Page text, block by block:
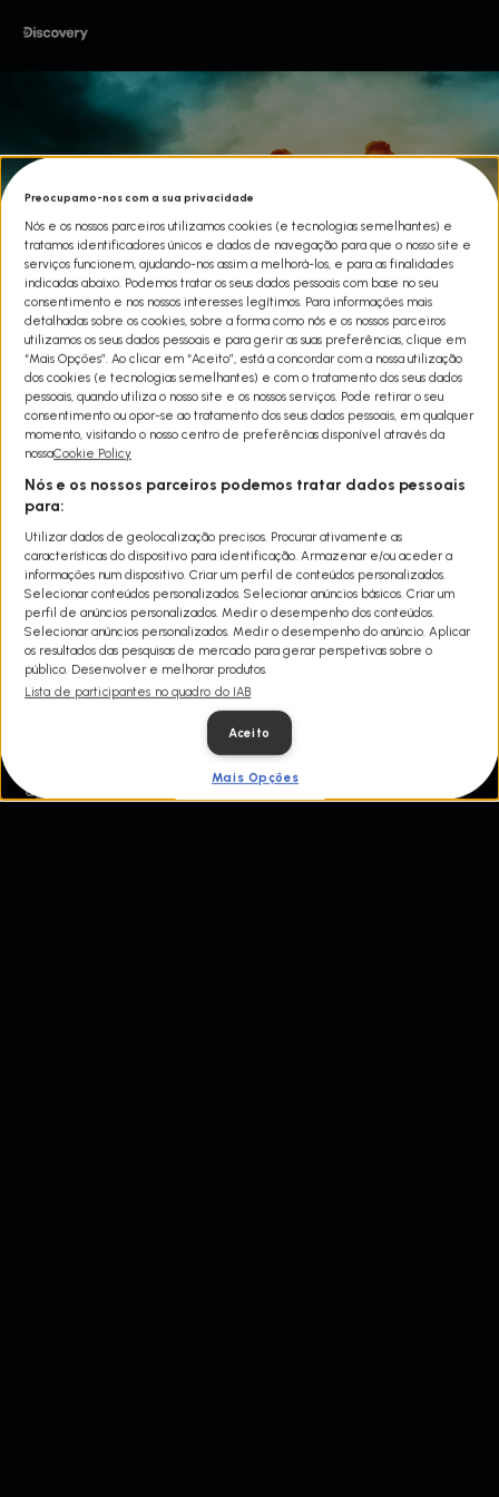
AVENTURA À FLOR DA PELE T6
Share
Na última prova à resistência humana, dois sobreviventes, um
mais hostis do mundo, sem comida, sem água e.…sem roupa.
limitadas de sobrevivência tentará enfrentar o desafio de 14 dias
dos fãs. Será que a experiência de desafiar a selva das Filipinas irá
uni-los ou afastá-los? Outros desconhecidos fazem equipa para
experimentarem a tirania da selva, desde os selvagens e
majestosos habitats da África do Sul até à impenetrável selva do
México.
Os riscos são grandes para cada casal que se debate contra as
forças da natureza, contra cada um e contra as suas próprias
fraquezas, para ver quem sairá vencedor ou derrotado deste
Aventura À Flor da Pele, a partir de segunda-feira, 23 de
agosto, às 21h00, no Discovery.
Preocupamo-nos com a sua privacidade
Nós e os nossos parceiros utilizamos cookies (e tecnologias semelhantes) e
tratamos identificadores únicos e dados de navegação para que o nosso site e
serviços funcionem, ajudando-nos assim a melhorá-los, e para as finalidades
indicadas abaixo. Podemos tratar os seus dados pessoais com base no seu
consentimento e nos nossos interesses legítimos. Para informações mais
detalhadas sobre os cookies, sobre a forma como nós e os nossos parceiros
utilizamos os seus dados pessoais e para gerir as suas preferências, clique em
“Mais Opções”. Ao clicar em “Aceito”, está a concordar com a nossa utilização
dos cookies (e tecnologias semelhantes) e com o tratamento dos seus dados
pessoais, quando utiliza o nosso site e os nossos serviços. Pode retirar o seu
consentimento ou opor-se ao tratamento dos seus dados pessoais, em qualquer
momento, visitando o nosso centro de preferências disponível através da
nossaCookie Policy
Nós e os nossos parceiros podemos tratar dados pessoais
para:
Utilizar dados de geolocalização precisos. Procurar ativamente as
características do dispositivo para identificação. Armazenar e/ou aceder a
informações num dispositivo. Criar um perfil de conteúdos personalizados.
Selecionar conteúdos personalizados. Selecionar anúncios básicos. Criar um
perfil de anúncios personalizados. Medir o desempenho dos conteúdos.
Selecionar anúncios personalizados. Medir o desempenho do anúncio. Aplicar
os resultados das pesquisas de mercado para gerar perspetivas sobre o
público. Desenvolver e melhorar produtos.
Lista de participantes no quadro do IAB
Aceito
Mais Opções